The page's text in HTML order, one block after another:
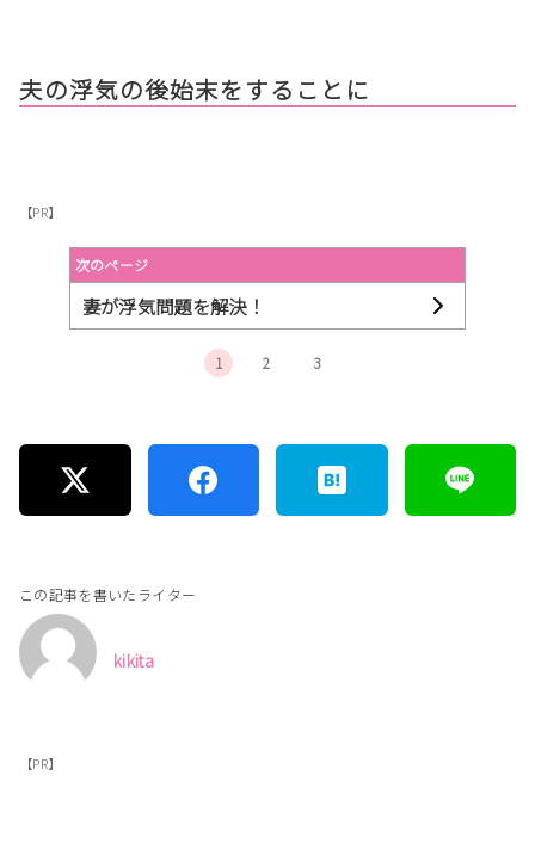
夫の浮気の後始末をすることに
【PR】
次のページ
妻が浮気問題を解決！
1 2 3
この記事を書いたライター
kikita
【PR】